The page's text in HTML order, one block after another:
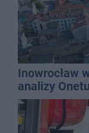
Inowrocław
analizy
najbardziej